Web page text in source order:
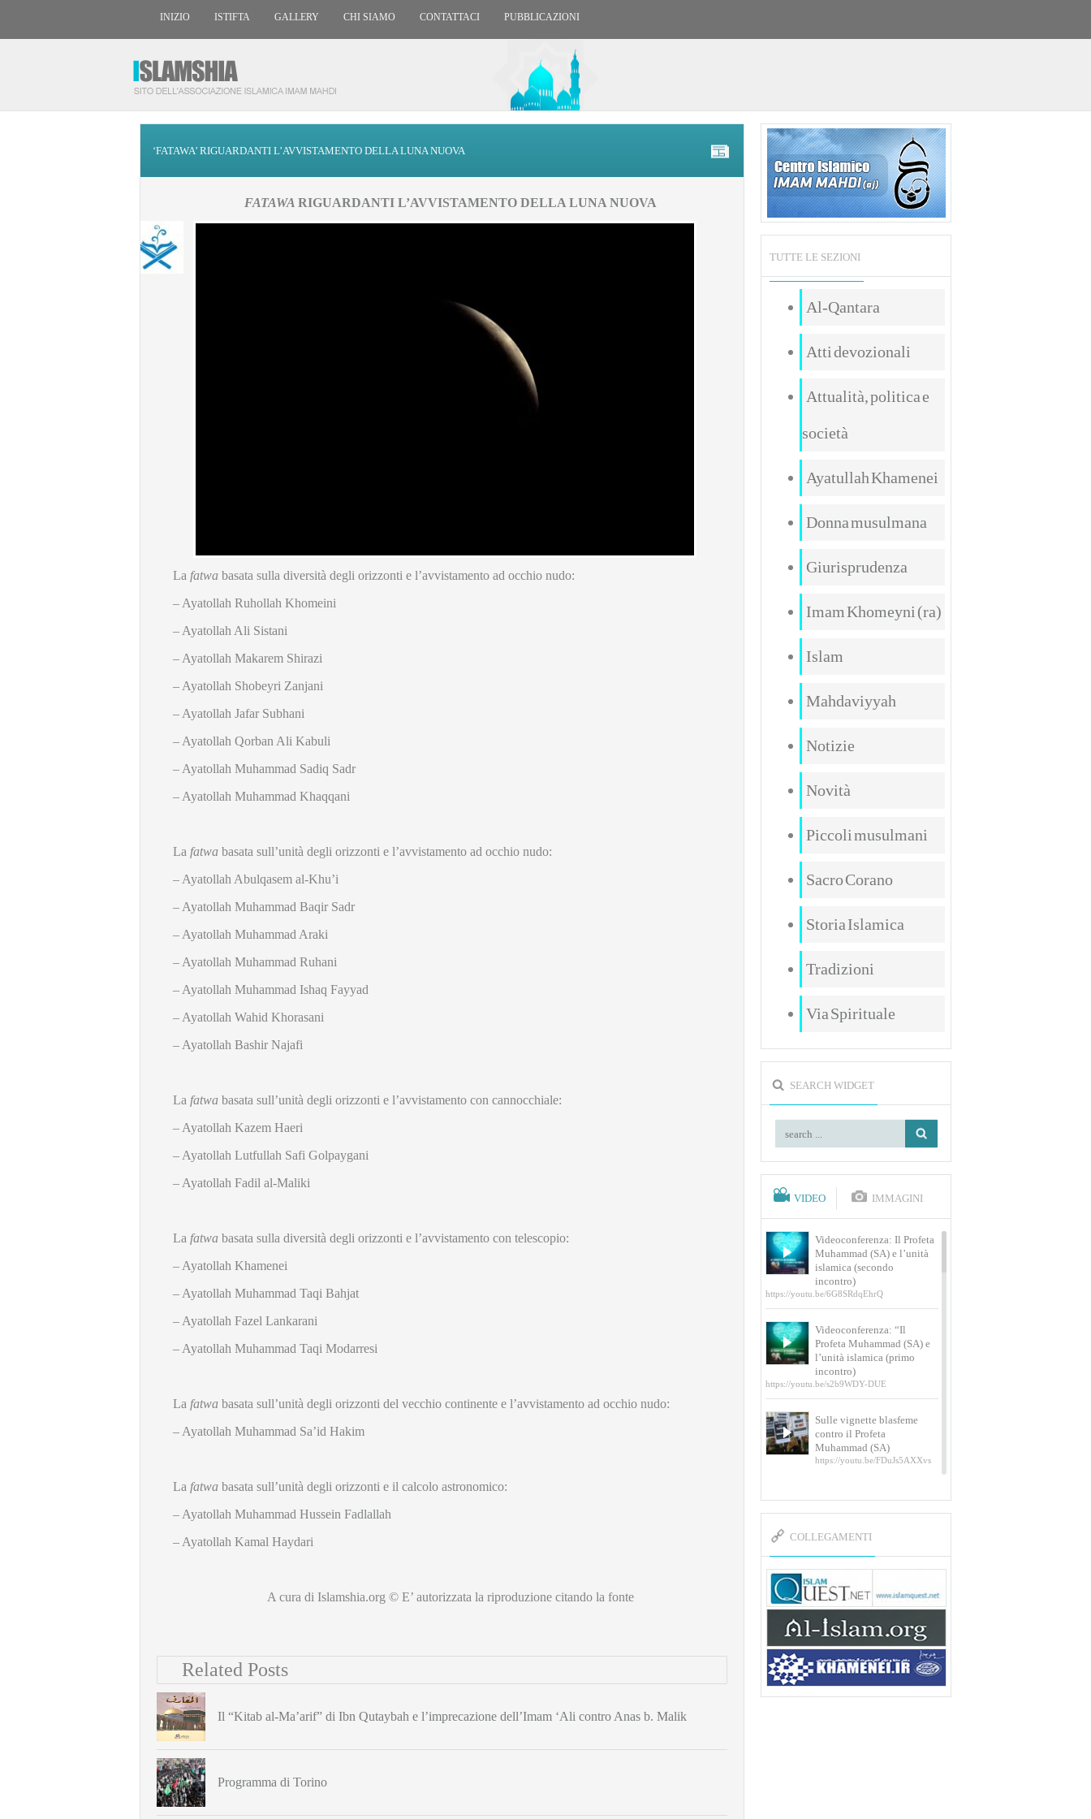
INIZIO ISTIFTA GALLERY CHI SIAMO CONTATTACI PUBBLICAZIONI
‘FATAWA’ RIGUARDANTI L’AVVISTAMENTO DELLA LUNA NUOVA
FATAWA RIGUARDANTI L’AVVISTAMENTO DELLA LUNA NUOVA
La fatwa basata sulla diversità degli orizzonti e l’avvistamento ad occhio nudo:
– Ayatollah Ruhollah Khomeini
– Ayatollah Ali Sistani
– Ayatollah Makarem Shirazi
– Ayatollah Shobeyri Zanjani
– Ayatollah Jafar Subhani
– Ayatollah Qorban Ali Kabuli
– Ayatollah Muhammad Sadiq Sadr
– Ayatollah Muhammad Khaqqani
La fatwa basata sull’unità degli orizzonti e l’avvistamento ad occhio nudo:
– Ayatollah Abulqasem al-Khu’i
– Ayatollah Muhammad Baqir Sadr
– Ayatollah Muhammad Araki
– Ayatollah Muhammad Ruhani
– Ayatollah Muhammad Ishaq Fayyad
– Ayatollah Wahid Khorasani
– Ayatollah Bashir Najafi
La fatwa basata sull’unità degli orizzonti e l’avvistamento con cannocchiale:
– Ayatollah Kazem Haeri
– Ayatollah Lutfullah Safi Golpaygani
– Ayatollah Fadil al-Maliki
La fatwa basata sulla diversità degli orizzonti e l’avvistamento con telescopio:
– Ayatollah Khamenei
– Ayatollah Muhammad Taqi Bahjat
– Ayatollah Fazel Lankarani
– Ayatollah Muhammad Taqi Modarresi
La fatwa basata sull’unità degli orizzonti del vecchio continente e l’avvistamento ad occhio nudo:
– Ayatollah Muhammad Sa’id Hakim
La fatwa basata sull’unità degli orizzonti e il calcolo astronomico:
– Ayatollah Muhammad Hussein Fadlallah
– Ayatollah Kamal Haydari
A cura di Islamshia.org © E’ autorizzata la riproduzione citando la fonte
Related Posts
Il “Kitab al-Ma’arif” di Ibn Qutaybah e l’imprecazione dell’Imam ‘Ali contro Anas b. Malik
Programma di Torino
TUTTE LE SEZIONI
Al-Qantara
Atti devozionali
Attualità, politica e
società
Ayatullah Khamenei
Donna musulmana
Giurisprudenza
Imam Khomeyni (ra)
Islam
Mahdaviyyah
Notizie
Novità
Piccoli musulmani
Sacro Corano
Storia Islamica
Tradizioni
Via Spirituale
SEARCH WIDGET
VIDEO IMMAGINI
Videoconferenza: Il Profeta
Muhammad (SA) e l’unità
islamica (secondo
incontro)
https://youtu.be/6G8SRdqEhrQ
Videoconferenza: “Il
Profeta Muhammad (SA) e
l’unità islamica (primo
incontro)
https://youtu.be/s2b9WDY-DUE
Sulle vignette blasfeme
contro il Profeta
Muhammad (SA)
https://youtu.be/FDuJs5AXXvs
Mahdi al-Muhandis
v=YAYpusvkUZk&t=26s
L’Abluzione rituale (wudu)
secondo l’Imam Alì e
l’Imam Khomeini
https://www.youtube.com/watch?
v=p3sOpOgK7cU
I ricordi dell’incontro con
Qassem Soleimani della
figlia di un martire
https://www.youtube.com/watch?
COLLEGAMENTI